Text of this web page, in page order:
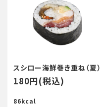
スシロー海鮮巻き重ね（夏）
180円(税込)
86kcal